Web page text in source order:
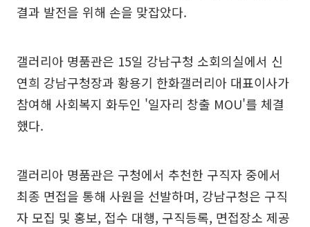
결과 발전을 위해 손을 맞잡았다.
갤러리아 명품관은 15일 강남구청 소회의실에서 신
연희 강남구청장과 황용기 한화갤러리아 대표이사가
참여해 사회복지 화두인 '일자리 창출 MOU'를 체결
했다.
갤러리아 명품관은 구청에서 추천한 구직자 중에서
최종 면접을 통해 사원을 선발하며, 강남구청은 구직
자 모집 및 홍보, 접수 대행, 구직등록, 면접장소 제공